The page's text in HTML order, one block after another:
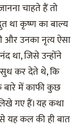
चाहते हैं तो
था कृष्ण का बाल्य
और उनका नृत्य ऐसा
था, जिसे उन्होंने
कर देते थे, कि
बारे में काफी कुछ
गए हैं। यह कथा
यह कल की ही बात